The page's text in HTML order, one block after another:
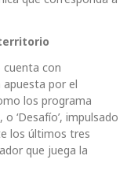
con
apuesta por el
los programa
o ‘Desafío’, impulsado
los últimos tres
que juega la